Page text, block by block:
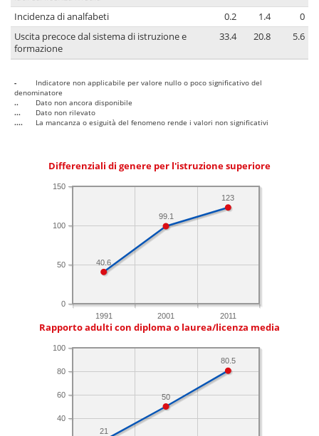
Incidenza di analfabeti 0.2 1.4
0
Uscita precoce dal sistema di istruzione e
formazione
33.4 20.8 5.6
-
Indicatore non applicabile per valore nullo o poco significativo del
denominatore
..
Dato non ancora disponibile
...
Dato non rilevato
....
La mancanza o esiguità del fenomeno rende i valori non significativi
Differenziali di genere per l'istruzione superiore
1991 2001 2011
0
50
100
150
123
99.1
40.6
Rapporto adulti con diploma o laurea/licenza media
40
60
80
100
80.5
50
21